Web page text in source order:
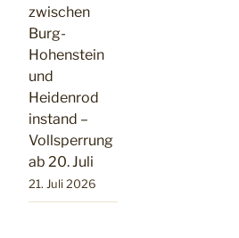
zwischen
Burg-
Hohenstein
und
Heidenrod
instand –
Vollsperrung
ab 20. Juli
21. Juli 2026